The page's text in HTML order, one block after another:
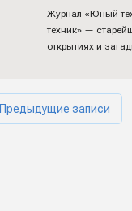
Журнал «Юный
техник» —
открытиях и
Предыдущие записи